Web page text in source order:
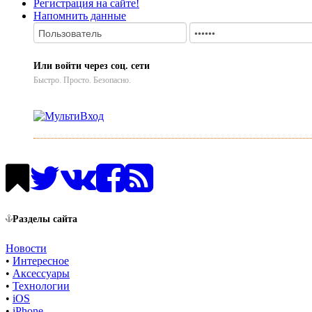
Регистрация на сайте!
Напомнить данные
Или войти через соц. сети
Быстро. Просто. Безопасно.
Разделы сайта
Новости
• Интересное
• Аксессуары
• Технологии
• iOS